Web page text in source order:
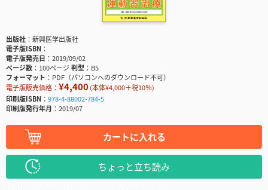
出版社
新興医学出版社
電子版ISBN
電子版発売日
2019/09/02
ページ数
100ページ判型
B5
フォーマット
PDF（パソコンへのダウンロード不可）
電子版販売価格： ¥4,400(本体¥4,000＋税10％)
印刷版ISBN
978-4-88002-784-5
印刷版発行年月
2019/07
カートに入れる
ちょっと立ち読み